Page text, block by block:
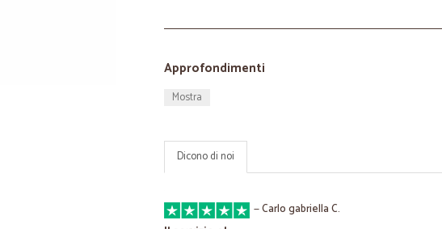
Approfondimenti
Mostra
Dicono di noi
—Carlo gabriella C.